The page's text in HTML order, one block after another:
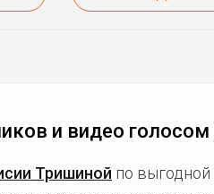
и видео голосом
Тришиной по